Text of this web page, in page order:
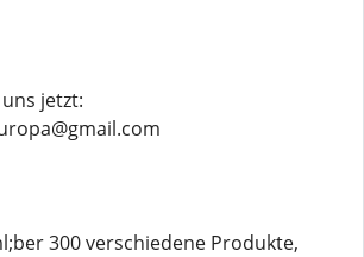
jetzt:
300 verschiedene Produkte,